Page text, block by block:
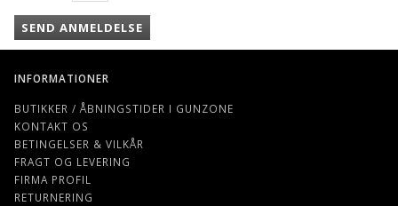
SEND ANMELDELSE
INFORMATIONER
BUTIKKER / ÅBNINGSTIDER I GUNZONE
KONTAKT OS
BETINGELSER & VILKÅR
FRAGT OG LEVERING
FIRMA PROFIL
RETURNERING